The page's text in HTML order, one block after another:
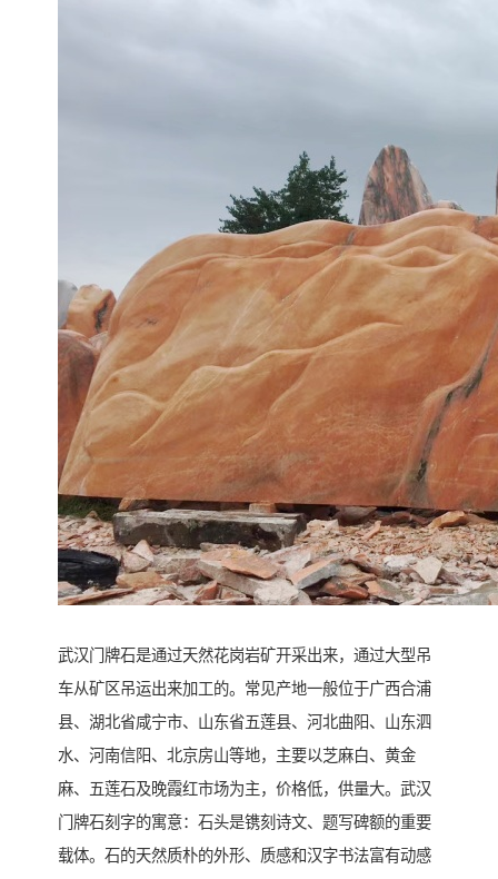
武汉门牌石是通过天然花岗岩矿开采出来，通过大型吊
车从矿区吊运出来加工的。常见产地一般位于广西合浦
县、湖北省咸宁市、山东省五莲县、河北曲阳、山东泗
水、河南信阳、北京房山等地，主要以芝麻白、黄金
麻、五莲石及晚霞红市场为主，价格低，供量大。武汉
门牌石刻字的寓意：石头是镌刻诗文、题写碑额的重要
载体。石的天然质朴的外形、质感和汉字书法富有动感